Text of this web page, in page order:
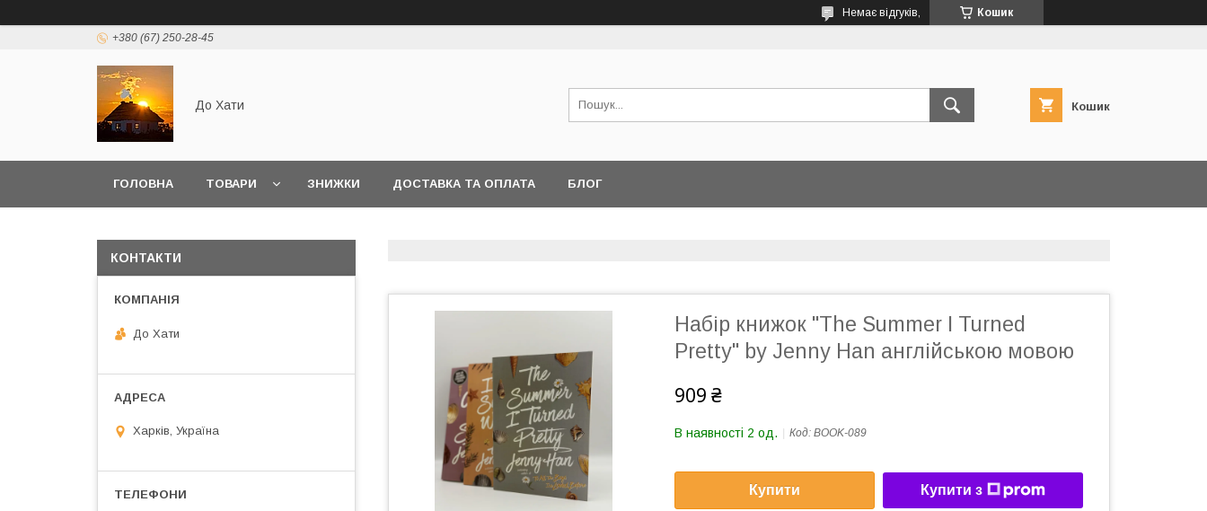
Кошик
Немає відгуків,
+380 (67) 250-28-45
До Хати Кошик
ГОЛОВНА ТОВАРИ ЗНИЖКИ ДОСТАВКА ТА ОПЛАТА БЛОГ
Набір книжок "The Summer I Turned
Pretty" by Jenny Han англійською мовою
909 ₴
В наявності 2 од. Код: BOOK-089
Купити Купити з
КОНТАКТИ
До Хати
Харків, Україна